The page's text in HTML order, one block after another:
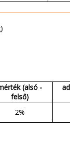
(alsó -
felső)
2%